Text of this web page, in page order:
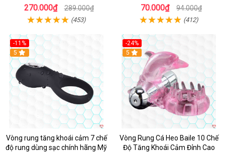
270.000₫ 289.000₫
(453)
70.000₫ 94.000₫
(412)
-11%
5
Vòng rung tăng khoái cảm 7 chế
độ rung dùng sạc chính hãng Mỹ
-24%
5
Vòng Rung Cá Heo Baile 10 Chế
Độ Tăng Khoái Cảm Đỉnh Cao